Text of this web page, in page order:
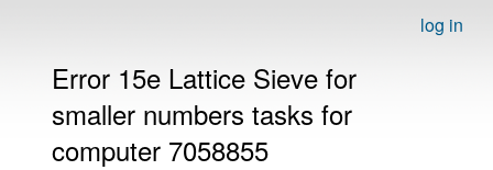
log in
Error 15e Lattice Sieve for
smaller numbers tasks for
computer 7058855